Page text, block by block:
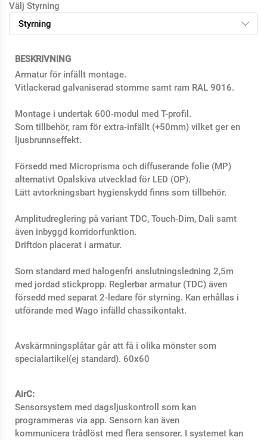
Välj Styrning
BESKRIVNING
Armatur för infällt montage.
Vitlackerad galvaniserad stomme samt ram RAL 9016.
Montage i undertak 600-modul med T-profil.
Som tillbehör, ram för extra-infällt (+50mm) vilket ger en
ljusbrunnseffekt.
Försedd med Microprisma och diffuserande folie (MP)
alternativt Opalskiva utvecklad för LED (OP).
Lätt avtorkningsbart hygienskydd finns som tillbehör.
Amplitudreglering på variant TDC, Touch-Dim, Dali samt
även inbyggd korridorfunktion.
Driftdon placerat i armatur.
Som standard med halogenfri anslutningsledning 2,5m
med jordad stickpropp. Reglerbar armatur (TDC) även
försedd med separat 2-ledare för styrning. Kan erhållas i
utförande med Wago infälld chassikontakt.
Avskärmningsplåtar går att få i olika mönster som
specialartikel(ej standard). 60x60
AirC:
Sensorsystem med dagsljuskontroll som kan
programmeras via app. Sensorn kan även
kommunicera trådlöst med flera sensorer. I systemet kan